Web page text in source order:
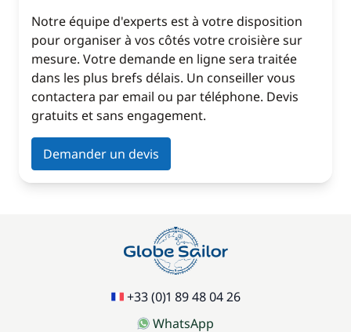
Notre équipe d'experts est à votre disposition
pour organiser à vos côtés votre croisière sur
mesure. Votre demande en ligne sera traitée
dans les plus brefs délais. Un conseiller vous
contactera par email ou par téléphone. Devis
gratuits et sans engagement.
Demander un devis
+33 (0)1 89 48 04 26
WhatsApp